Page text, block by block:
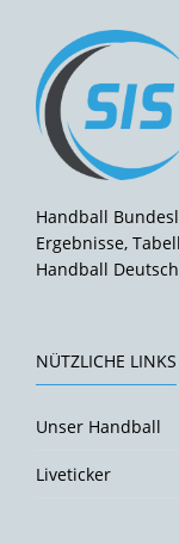
Handball
Ergebnisse,
Handball
NÜTZLICHE LINKS
Unser Handball
Liveticker